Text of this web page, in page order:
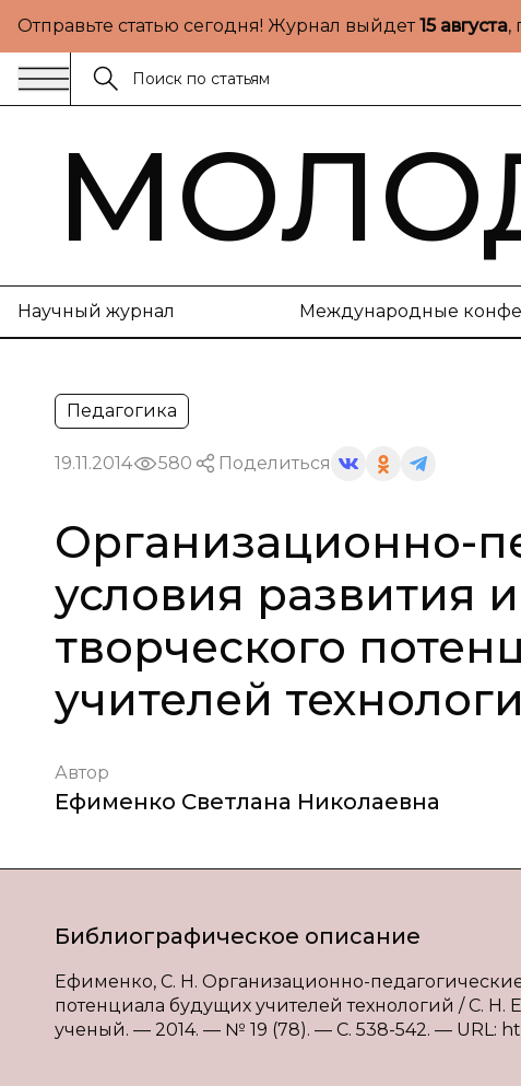
Отправьте статью сегодня! Журнал выйдет15 августа,
Научный журнал Международные
Педагогика
19.11.2014 580 Поделиться
Организационно-
условия развития
творческого
учителей
Автор
Ефименко Светлана Николаевна
Библиографическое описание
Ефименко, С. Н. Организационно-
потенциала будущих учителей технологий / С.
ученый. — 2014. — № 19 (78). — С. 538-542. — URL: